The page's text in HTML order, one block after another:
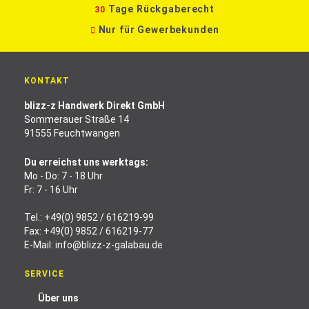
30 Tage Rückgaberecht
Nur für Gewerbekunden
KONTAKT
blizz-z Handwerk Direkt GmbH
Sommerauer Straße 14
91555 Feuchtwangen
Du erreichst uns werktags:
Mo - Do: 7 - 18 Uhr
Fr: 7 - 16 Uhr
Tel.: +49(0) 9852 / 616219-99
Fax: +49(0) 9852 / 616219-77
E-Mail: info@blizz-z-galabau.de
SERVICE
Über uns